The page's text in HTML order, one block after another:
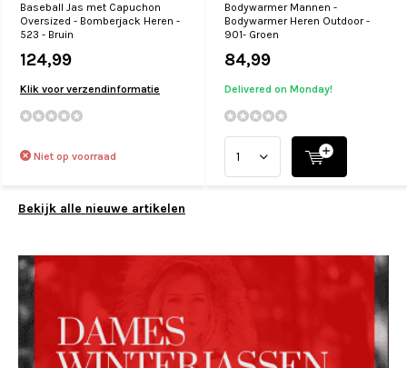
Baseball Jas met Capuchon
Oversized - Bomberjack Heren -
523 - Bruin
124,99
Klik voor verzendinformatie
Niet op voorraad
Bodywarmer Mannen -
Bodywarmer Heren Outdoor -
901- Groen
84,99
Delivered on Monday!
Bekijk alle nieuwe artikelen